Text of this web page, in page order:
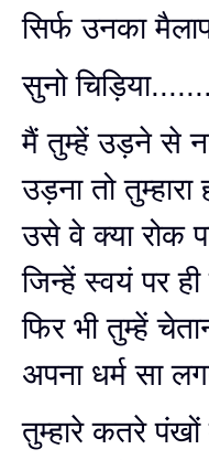
सिर्फ उनका
सुनो चिड़िया.......
मैं तुम्हें उड़ने से
उड़ना तो
उसे वे क्या रोक
जिन्हें स्वयं पर
फिर भी तुम्हें
अपना धर्म सा
तुम्हारे कतरे